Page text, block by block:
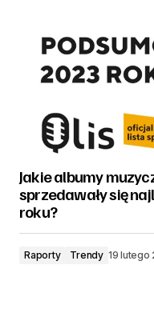
Jakie albumy
sprzedawały się
roku?
Raporty Trendy 19 lutego